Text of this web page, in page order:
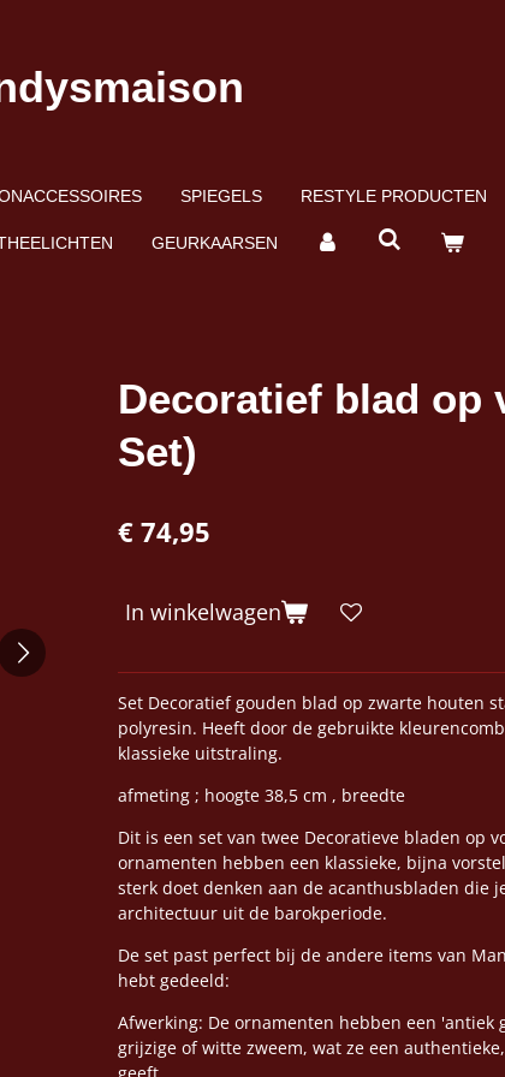
SPIEGELS RESTYLE PRODUCTEN
GEURKAARSEN
Decoratief blad op
Set)
€ 74,95
In winkelwagen
Set Decoratief gouden blad op zwarte houten
polyresin. Heeft door de gebruikte
klassieke uitstraling.
afmeting ; hoogte 38,5 cm , breedte
Dit is een set van twee Decoratieve bladen op
ornamenten hebben een klassieke, bijna
sterk doet denken aan de acanthusbladen die
architectuur uit de barokperiode.
De set past perfect bij de andere items van
hebt gedeeld:
Afwerking: De ornamenten hebben een 'antiek
grijzige of witte zweem, wat ze een